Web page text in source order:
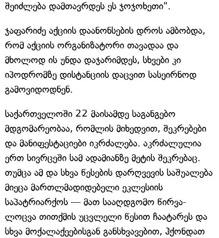
შეიძლება დამთავრდეს ეს ჯოჯოხეთი".
ჯაფარიძე აქციის დაანონსების დროს ამბობდა,
რომ აქციის ორგანიზატორი თავადაა და
მხოლოდ ის უნდა დაჯარიმდეს, სხვები კი
იპოდრომზე დისტანციის დაცვით სასეირნოდ
გამოვიდოდნენ.
საქართველოში 22 მაისამდე საგანგებო
მდგომარეობაა, რომლის მიხედვით, შეკრებები
და მანიფესტაციები იკრძალება. აკრძალულია
ერთ სივრცეში სამ ადამიანზე მეტის შეკრებაც.
თუმცა ამ და სხვა წესების დარღვევის საშუალება
მიეცა მართლმადიდებელი ეკლესიის
საპატრიარქოს — მათ სააღდგომო წირვა-
ლოცვა თითქმის უცვლელი წესით ჩაატარეს და
სხვა მოქალაქეებისგან განსხვავებით, ჰქონდათ